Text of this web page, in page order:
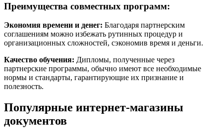
Преимущества совместных программ:
Экономия времени и денег: Благодаря партнерским
соглашениям можно избежать рутинных процедур и
организационных сложностей, сэкономив время и деньги.
Качество обучения: Дипломы, полученные через
партнерские программы, обычно имеют все необходимые
нормы и стандарты, гарантирующие их признание и
полезность.
Популярные интернет-магазины
документов